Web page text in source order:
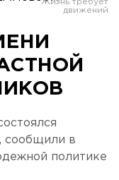
сообщили в
политике